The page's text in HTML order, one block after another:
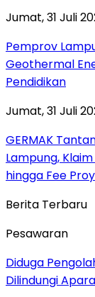
Jumat, 31 Juli
Pemprov
Geothermal
Pendidikan
Jumat, 31 Juli
GERMAK
Lampung,
hingga Fee
Berita Terbaru
Pesawaran
Diduga
Dilindungi